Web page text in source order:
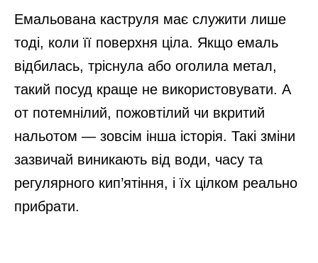
Емальована каструля має служити лише
тоді, коли її поверхня ціла. Якщо емаль
відбилась, тріснула або оголила метал,
такий посуд краще не використовувати. А
от потемнілий, пожовтілий чи вкритий
нальотом — зовсім інша історія. Такі зміни
зазвичай виникають від води, часу та
регулярного кип’ятіння, і їх цілком реально
прибрати.